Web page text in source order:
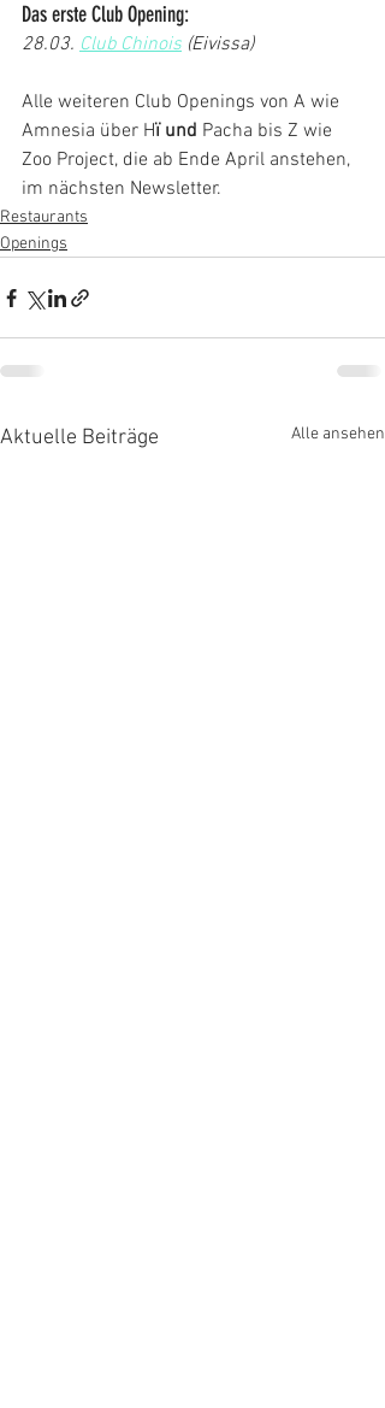
Das erste Club Opening:
28.03. Club Chinois (Eivissa)
Alle weiteren Club Openings von A wie
Amnesia über Hï und Pacha bis Z wie
Zoo Project, die ab Ende April anstehen,
im nächsten Newsletter.
Restaurants
Openings
Aktuelle Beiträge Alle ansehen